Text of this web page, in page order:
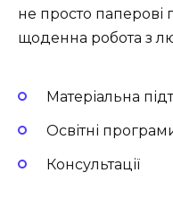
не просто паперові
щоденна робота з
Матеріальна
Освітні
Консультації